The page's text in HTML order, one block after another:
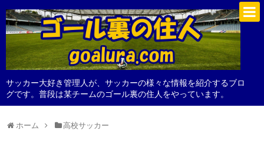
サッカー大好き管理人が、サッカーの様々な情報を紹介するブロ
グです。普段は某チームのゴール裏の住人をやっています。
ホーム 高校サッカー